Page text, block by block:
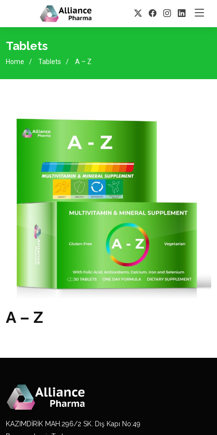
Tablets
Home Tablets A – Z
A – Z
KAZIMDİRİK MAH.296/2 SK. Dış Kapı No:49